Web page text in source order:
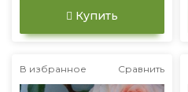
Купить
В избранное Сравнить